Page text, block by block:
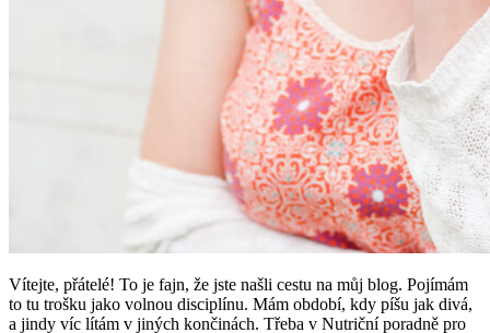
Vítejte, přátelé! To je fajn, že jste našli cestu na můj blog. Pojímám
to tu trošku jako volnou disciplínu. Mám období, kdy píšu jak divá,
a jindy víc lítám v jiných končinách. Třeba v Nutriční poradně pro